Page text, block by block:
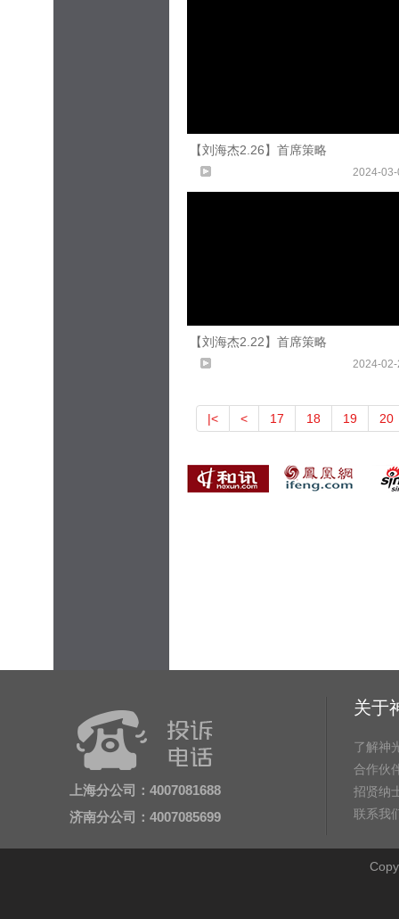
【刘海杰2.26】首席策略
2024-
【刘海杰2.22】首席策略
2024-
|< < 17 18 19 20
上海分公司：4007081688
济南分公司：4007085699
关于
了解神
合作伙
招贤纳
联系我